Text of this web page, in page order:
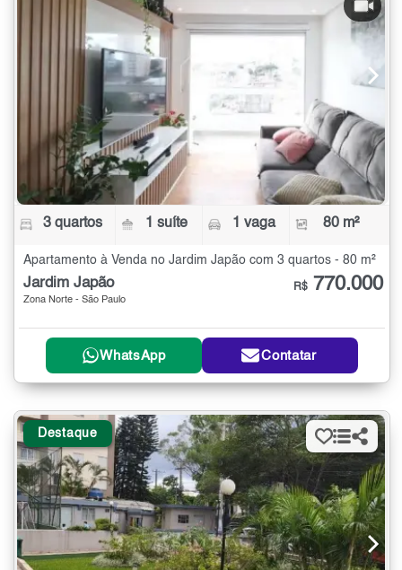
3 quartos 1 suíte 1 vaga 80 m²
Apartamento à Venda no Jardim Japão com 3 quartos - 80 m²
Jardim Japão
Zona Norte - São Paulo
R$ 770.000
WhatsApp Contatar
Destaque